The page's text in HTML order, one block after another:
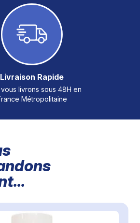
Livraison Rapide
livrons sous 48H en
Métropolitaine
entre les éléments du
carrousel